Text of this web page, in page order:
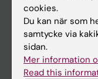
Huvudmeny
Utbildning
Forskarutbildning
cookies.
Du kan när som
samtycke via
sidan.
Mer information
Read this